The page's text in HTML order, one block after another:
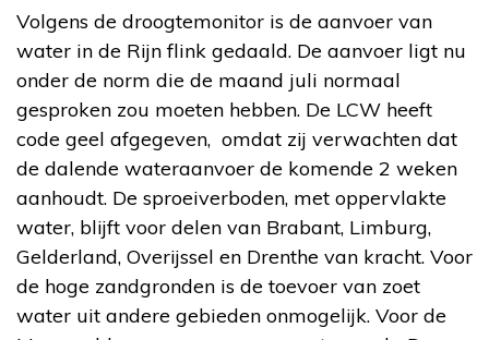
Volgens de droogtemonitor is de aanvoer van
water in de Rijn flink gedaald. De aanvoer ligt nu
onder de norm die de maand juli normaal
gesproken zou moeten hebben. De LCW heeft
code geel afgegeven, omdat zij verwachten dat
de dalende wateraanvoer de komende 2 weken
aanhoudt. De sproeiverboden, met oppervlakte
water, blijft voor delen van Brabant, Limburg,
Gelderland, Overijssel en Drenthe van kracht. Voor
de hoge zandgronden is de toevoer van zoet
water uit andere gebieden onmogelijk. Voor de